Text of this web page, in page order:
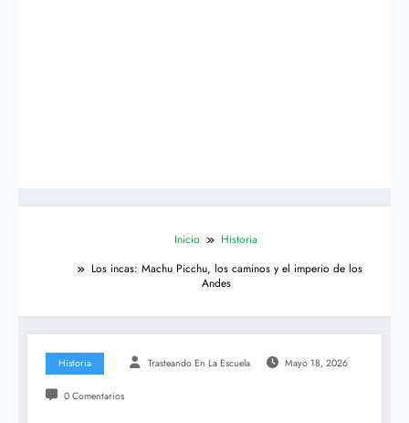
Inicio
Historia
Los incas: Machu Picchu, los caminos y el imperio de los
Andes
Historia Trasteando En La Escuela Mayo 18, 2026
0 Comentarios